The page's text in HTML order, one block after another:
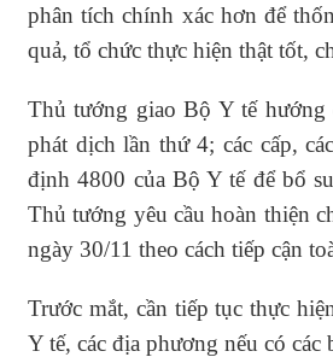
phân tích chính xác hơn để
quả, tổ chức thực hiện thật tốt,
Thủ tướng giao Bộ Y tế hướng
phát dịch lần thứ 4; các cấp,
định 4800 của Bộ Y tế để bổ
Thủ tướng yêu cầu hoàn thiện
ngày 30/11 theo cách tiếp cận
Trước mắt, cần tiếp tục thực
Y tế, các địa phương nếu có